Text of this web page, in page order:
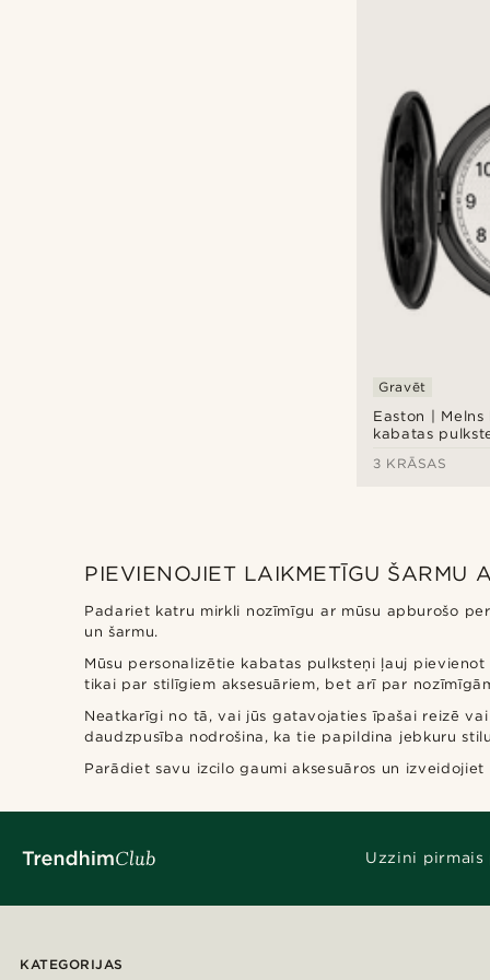
Easton | Melns
kabatas
Gravēt
3 KRĀSAS
PIEVIENOJIET LAIKMETĪGU ŠARMU
Padariet katru mirkli nozīmīgu ar mūsu apburošo
un šarmu.
Mūsu personalizētie kabatas pulksteņi ļauj
tikai par stilīgiem aksesuāriem, bet arī par
Neatkarīgi no tā, vai jūs gatavojaties īpašai reizē
daudzpusība nodrošina, ka tie papildina jebkuru
Parādiet savu izcilo gaumi aksesuāros un
Uzzini pirmais
KATEGORIJAS